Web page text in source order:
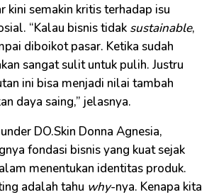
kini semakin kritis terhadap isu
“Kalau bisnis tidak sustainable,
diboikot pasar. Ketika sudah
sangat sulit untuk pulih. Justru
ini bisa menjadi nilai tambah
daya saing,” jelasnya.
DO.Skin Donna Agnesia,
fondasi bisnis yang kuat sejak
menentukan identitas produk.
adalah tahu why-nya. Kenapa kita